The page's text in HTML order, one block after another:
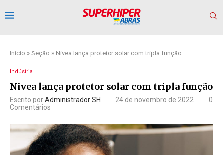
Início » Seção » Nivea lança protetor solar com tripla função
Indústria
Nivea lança protetor solar com tripla função
Escrito porAdministrador SH 24 de novembro de 2022
0
Comentários